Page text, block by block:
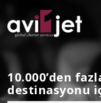
10.000’den
destinasyonu